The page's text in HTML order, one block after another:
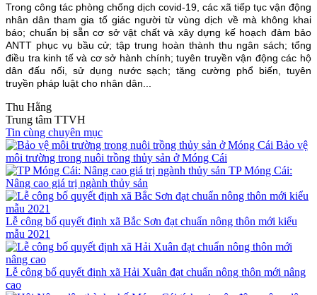
Trong công tác phòng chống dịch covid-19, các xã tiếp tục vận động
nhân dân tham gia tố giác người từ vùng dịch về mà không khai
báo; chuẩn bị sẵn cơ sở vật chất và xây dựng kế hoạch đảm bảo
ANTT phục vụ bầu cử; tập trung hoàn thành thu ngân sách; tổng
điều tra kinh tế và cơ sở hành chính; tuyên truyền vận động các hộ
dân đấu nối, sử dụng nước sạch; tăng cường phổ biến, tuyên
truyền pháp luật cho nhân dân...
Thu Hằng
Trung tâm TTVH
Tin cùng chuyên mục
Bảo vệ
môi trường trong nuôi trồng thủy sản ở Móng Cái
TP Móng Cái:
Nâng cao giá trị ngành thủy sản
Lễ công bố quyết định xã Bắc Sơn đạt chuẩn nông thôn mới kiểu
mẫu 2021
Lễ công bố quyết định xã Hải Xuân đạt chuẩn nông thôn mới nâng
cao